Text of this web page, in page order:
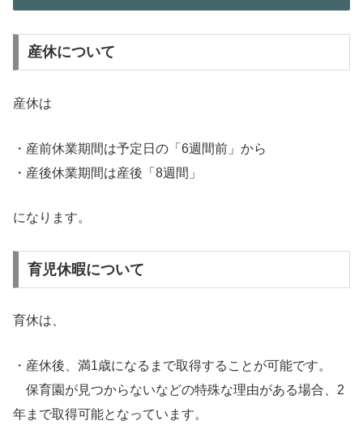
産休について
産休は
・産前休業期間は予定日の「6週間前」から
・産後休業期間は産後「8週間」
になります。
育児休暇について
育休は、
・産休後、満1歳になるまで取得することが可能です。
保育園が見つからないなどの特殊な理由がある場合、2
年まで取得可能となっています。